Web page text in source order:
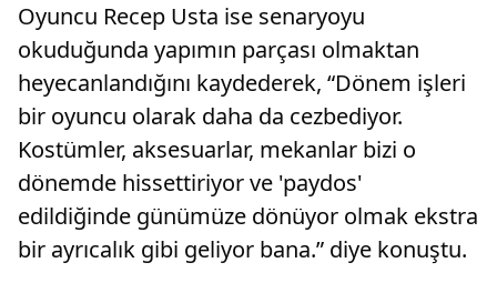
Oyuncu Recep Usta ise senaryoyu
okuduğunda yapımın parçası olmaktan
heyecanlandığını kaydederek, “Dönem işleri
bir oyuncu olarak daha da cezbediyor.
Kostümler, aksesuarlar, mekanlar bizi o
dönemde hissettiriyor ve 'paydos'
edildiğinde günümüze dönüyor olmak ekstra
bir ayrıcalık gibi geliyor bana.” diye konuştu.